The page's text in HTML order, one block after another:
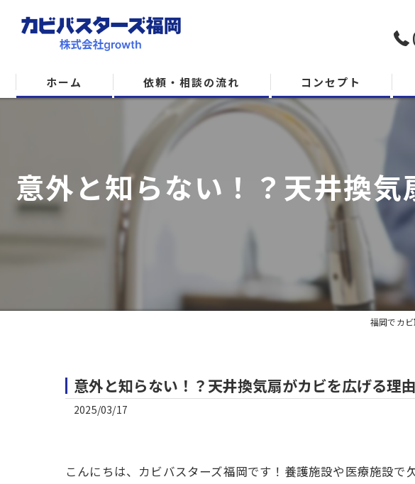
ホーム 依頼・相談の流れ コンセプト
意外と知らない！？天井換
福岡でカ
意外と知らない！？天井換気扇がカビを広げる理
2025/03/17
こんにちは、カビバスターズ福岡です！養護施設や医療施設